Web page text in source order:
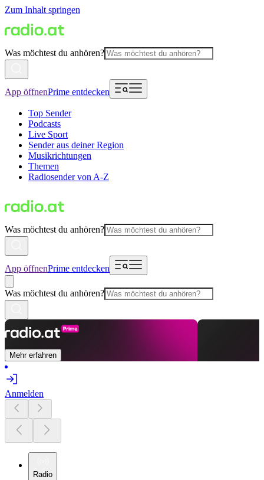
Zum Inhalt springen
Was möchtest du anhören?
App öffnenPrime entdecken
Top Sender
Podcasts
Live Sport
Sender aus deiner Region
Musikrichtungen
Themen
Radiosender von A-Z
Was möchtest du anhören?
App öffnenPrime entdecken
Was möchtest du anhören?
Mehr erfahren
Anmelden
Radio